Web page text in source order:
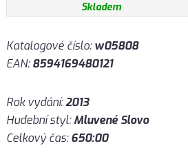
Skladem
Katalogové číslo:w05808
EAN:8594169480121
Rok vydání:2013
Hudební styl:Mluvené Slovo
Celkový čas:650:00